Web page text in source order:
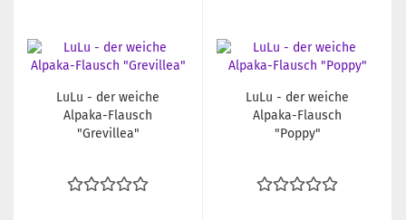
LuLu - der weiche
Alpaka-Flausch
"Grevillea"
LuLu - der weiche
Alpaka-Flausch
"Poppy"